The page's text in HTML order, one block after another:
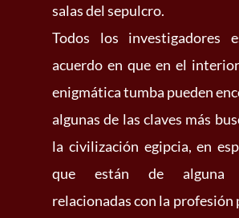
salas del sepulcro.
Todos los investigadores
acuerdo en que en el
enigmática tumba pueden
algunas de las claves más
la civilización egipcia, en
que están de alguna
relacionadas con la profesión